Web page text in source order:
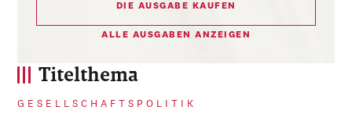
Titelthema
GESELLSCHAFTSPOLITIK
DIE AUSGABE KAUFEN
ALLE AUSGABEN ANZEIGEN